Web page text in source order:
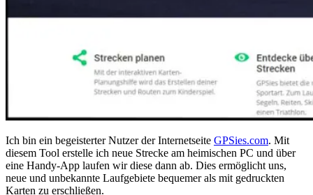
Ich bin ein begeisterter Nutzer der Internetseite GPSies.com. Mit
diesem Tool erstelle ich neue Strecke am heimischen PC und über
eine Handy-App laufen wir diese dann ab. Dies ermöglicht uns,
neue und unbekannte Laufgebiete bequemer als mit gedruckten
Karten zu erschließen.